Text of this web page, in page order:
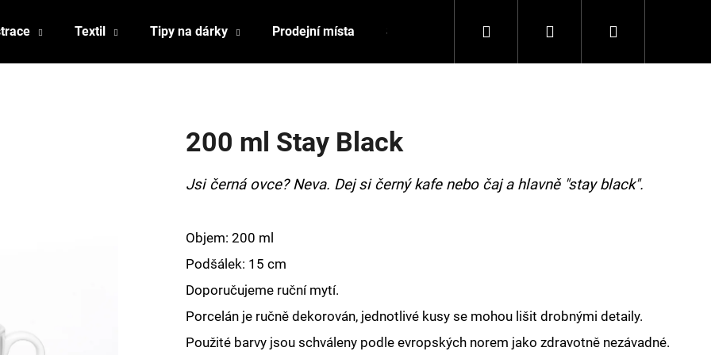
Textil Tipy na dárky Prodejní místa Spolupráce Kontakty
Hledat PřihlášeníNákupní
200 ml Stay Black
Jsi černá ovce? Neva. Dej si černý kafe nebo čaj a hlavně "stay black".
Objem: 200 ml
Podšálek: 15 cm
Doporučujeme ruční mytí.
Porcelán je ručně dekorován, jednotlivé kusy se mohou lišit drobnými detaily.
Použité barvy jsou schváleny podle evropských norem jako zdravotně nezávadné.
HLEDAT